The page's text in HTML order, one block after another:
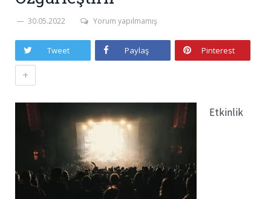
30.05.2022 Yorum yapılmamış
Tweet Paylaş Pinterest
+
Etkinlik